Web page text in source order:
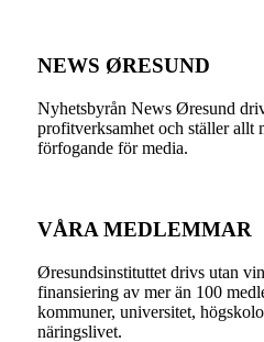
NEWS ØRESUND
Nyhetsbyrån News Øresund
profitverksamhet och ställer allt
förfogande för media.
VÅRA MEDLEMMAR
Øresundsinstituttet drivs utan
finansiering av mer än 100
kommuner, universitet,
näringslivet.